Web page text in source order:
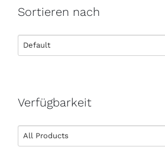
Sortieren nach
Default
Verfügbarkeit
All Products